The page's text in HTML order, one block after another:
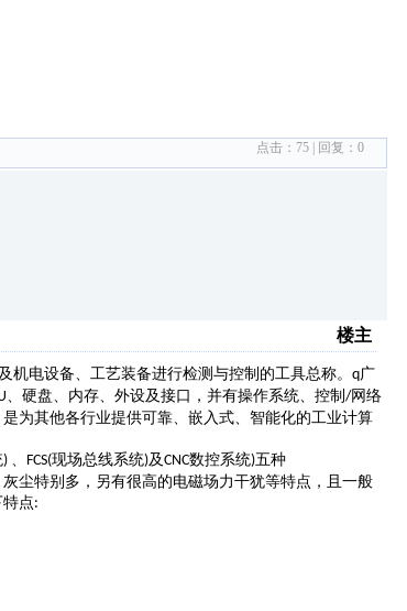
点击： 75 | 回复： 0
楼主
电设备、工艺装备进行检测与控制的工具总称。 q广
、硬盘、内存、外设及接口，并有操作系统、控制 /网络
为其他各行业提供可靠、嵌入式、智能化的工业计算
) 、 FCS(现场总线系统)及CNC数控系统)五种
尘特别多，另有很高的电磁场力干犹等特点，且一般
点: